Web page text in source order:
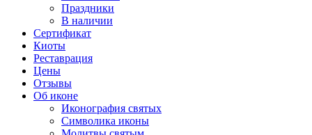
Праздники
В наличии
Сертификат
Киоты
Реставрация
Цены
Отзывы
Об иконе
Иконография святых
Символика иконы